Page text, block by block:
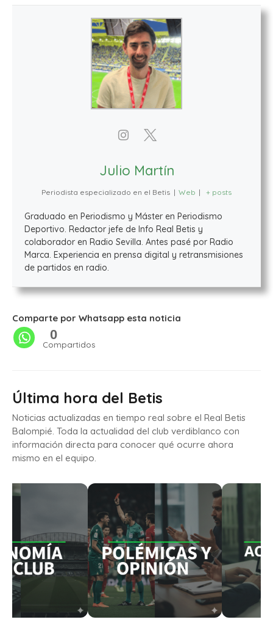
Julio Martín
Periodista especializado en el Betis | Web | + posts
Graduado en Periodismo y Máster en Periodismo
Deportivo. Redactor jefe de Info Real Betis y
colaborador en Radio Sevilla. Antes pasé por Radio
Marca. Experiencia en prensa digital y retransmisiones
de partidos en radio.
Comparte por Whatsapp esta noticia
0
Compartidos
Última hora del Betis
Noticias actualizadas en tiempo real sobre el Real Betis
Balompié. Toda la actualidad del club verdiblanco con
información directa para conocer qué ocurre ahora
mismo en el equipo.